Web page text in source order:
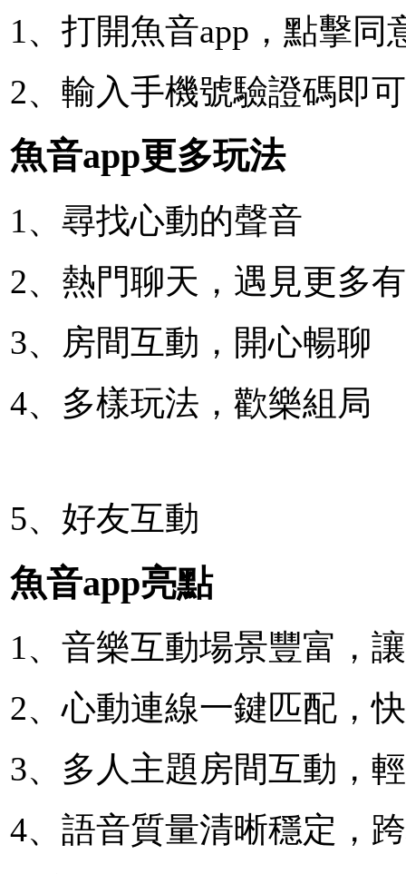
1、打開魚音app，點擊同
2、輸入手機號驗證碼即
魚音app更多玩法
1、尋找心動的聲音
2、熱門聊天，遇見更多
3、房間互動，開心暢聊
4、多樣玩法，歡樂組局
5、好友互動
魚音app亮點
1、音樂互動場景豐富，
2、心動連線一鍵匹配，
3、多人主題房間互動，
4、語音質量清晰穩定，